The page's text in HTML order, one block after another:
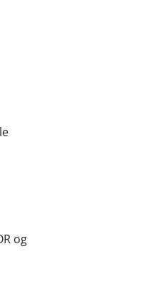
og